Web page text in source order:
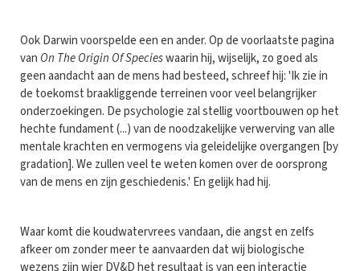
Ook Darwin voorspelde een en ander. Op de voorlaatste pagina
van On The Origin Of Specieswaarin hij, wijselijk, zo goed als
geen aandacht aan de mens had besteed, schreef hij: 'Ik zie in
de toekomst braakliggende terreinen voor veel belangrijker
onderzoekingen. De psychologie zal stellig voortbouwen op het
hechte fundament (...) van de noodzakelijke verwerving van alle
mentale krachten en vermogens via geleidelijke overgangen [by
gradation]. We zullen veel te weten komen over de oorsprong
van de mens en zijn geschiedenis.' En gelijk had hij.
Waar komt die koudwatervrees vandaan, die angst en zelfs
afkeer om zonder meer te aanvaarden dat wij biologische
wezens zijn wier DV&D het resultaat is van een interactie